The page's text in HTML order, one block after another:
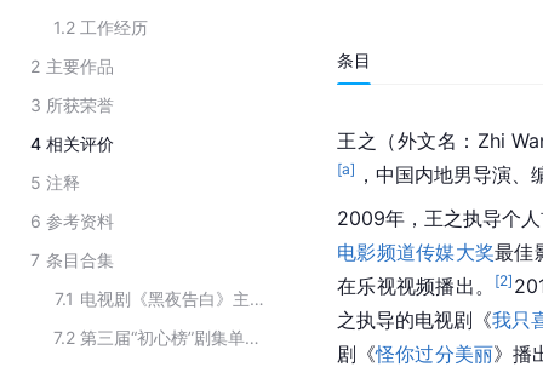
1.2 工作经历
2 主要作品
3 所获荣誉
4 相关评价
5 注释
6 参考资料
7 条目合集
7.1
电视剧《黑夜告白》主要演职员
7.2
第三届“初心榜”剧集单元——2020年度五大青年导演提名名单
条目
王之（外文名：Zhi
[a] ，中国内地男导演、
2009年，王之执导个
电影频道传媒大奖最佳
在乐视视频播出。
[2]
之执导的电视剧《我只
剧《怪你过分美丽》播